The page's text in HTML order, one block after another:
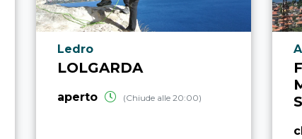
Località punto di interesse
Ledro
LOLGARDA
aperto (Chiude alle 20:00)